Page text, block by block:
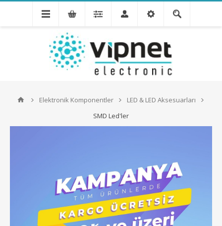
Elektronik Komponentler
LED & LED Aksesuarları
SMD Led'ler